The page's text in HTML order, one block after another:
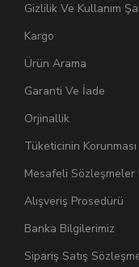
Gizlilik Ve Kullanım
Kargo
Ürün Arama
Garanti Ve İade
Orjinallik
Tüketicinin
Mesafeli Sözleşmeler
Alışveriş Prosedürü
Banka Bilgilerimiz
Sipariş Satış